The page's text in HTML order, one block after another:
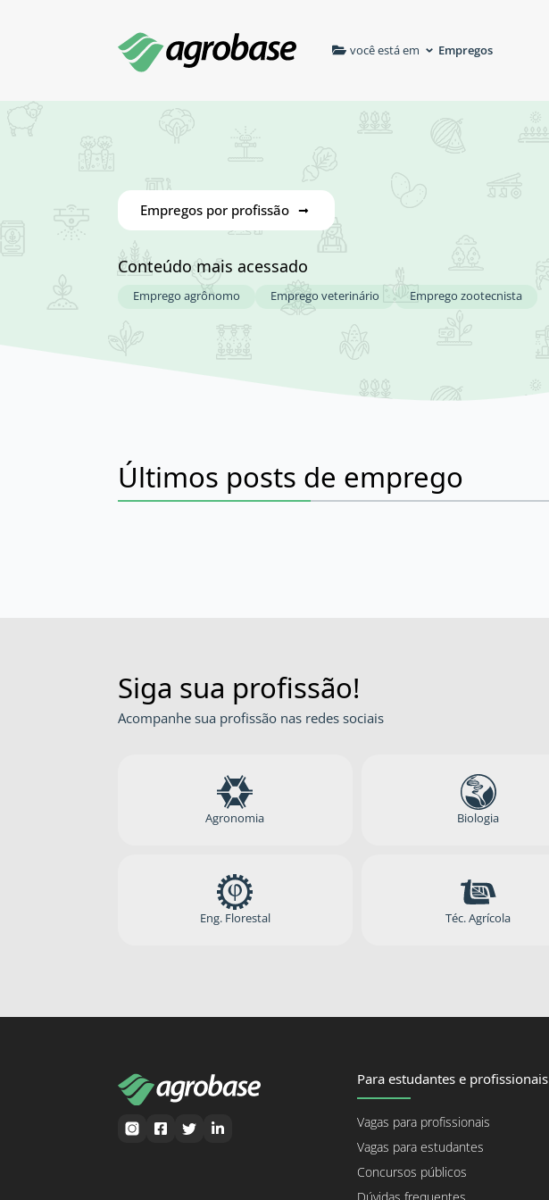
você está em Empregos
Empregos por profissão
Conteúdo mais acessado
Emprego agrônomo Emprego veterinário Emprego zootecnista
Últimos posts de emprego
Siga sua profissão!
Acompanhe sua profissão nas redes sociais
Agronomia Biologia
Eng. Florestal Téc. Agrícola
Para estudantes e profissionais
Vagas para profissionais
Vagas para estudantes
Concursos públicos